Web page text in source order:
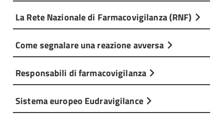
La Rete Nazionale di Farmacovigilanza (RNF)
Come segnalare una reazione avversa
Responsabili di farmacovigilanza
Sistema europeo Eudravigilance